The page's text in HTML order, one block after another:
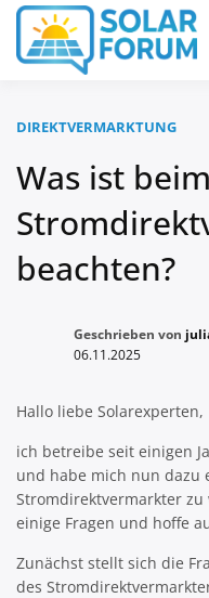
Zum
Inhalt
springen
DIREKTVERMARKTUNG
Was ist
beachten?
Geschrieben von
06.11.2025
Hallo liebe Solarexperten,
ich betreibe seit einigen
und habe mich nun dazu
Stromdirektvermarkter zu
einige Fragen und hoffe
Zunächst stellt sich die
des